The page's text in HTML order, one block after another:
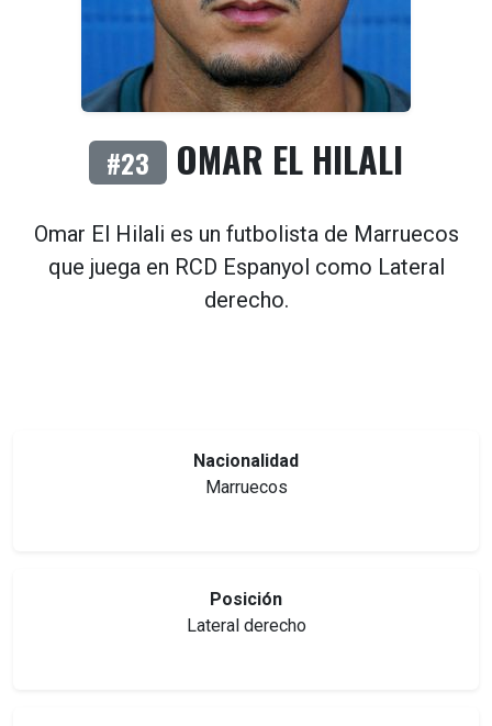
#23 OMAR EL HILALI
Omar El Hilali es un futbolista de Marruecos
que juega en RCD Espanyol como Lateral
derecho.
Nacionalidad
Marruecos
Posición
Lateral derecho